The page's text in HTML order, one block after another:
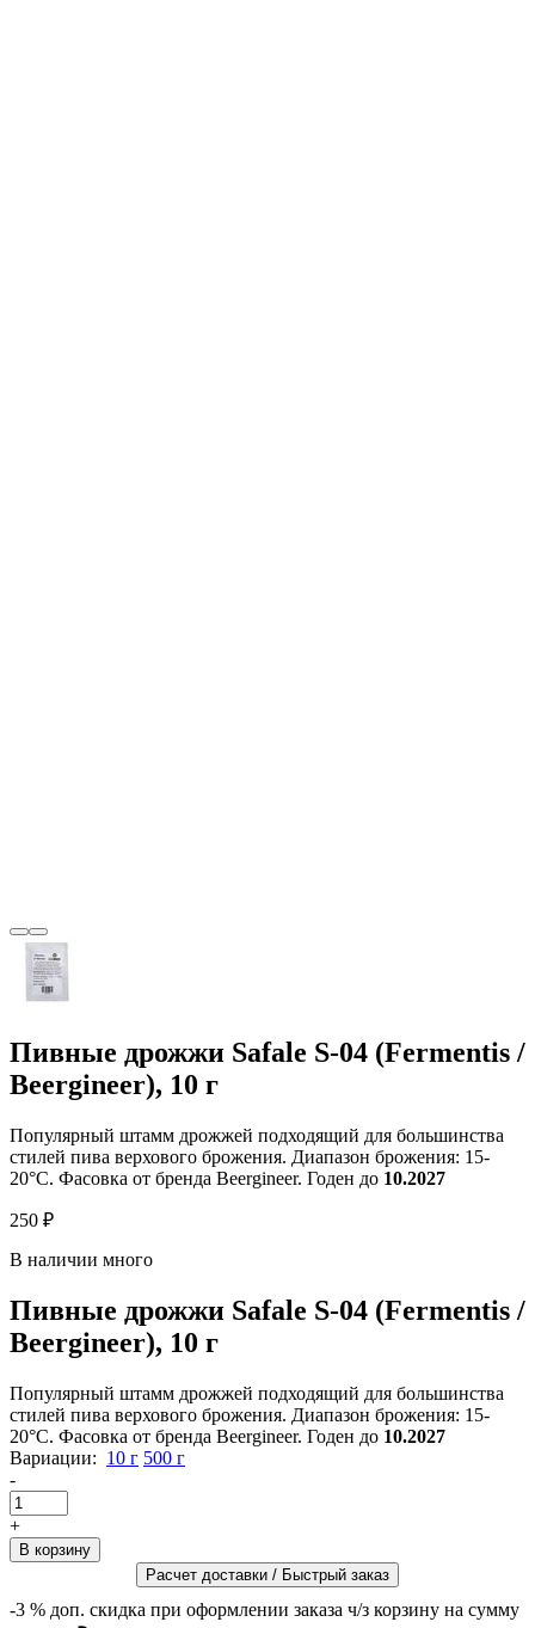
Пивные дрожжи Safale S-04 (Fermentis /
Beergineer), 10 г
Популярный штамм дрожжей подходящий для большинства
стилей пива верхового брожения. Диапазон брожения: 15-
20°C. Фасовка от бренда Beergineer. Годен до 10.2027
250 ₽
В наличии много
Пивные дрожжи Safale S-04 (Fermentis /
Beergineer), 10 г
Популярный штамм дрожжей подходящий для большинства
стилей пива верхового брожения. Диапазон брожения: 15-
20°C. Фасовка от бренда Beergineer. Годен до 10.2027
Вариации: 10 г 500 г
-
+
Расчет доставки / Быстрый заказ
-3 % доп. скидка при оформлении заказа ч/з корзину на сумму